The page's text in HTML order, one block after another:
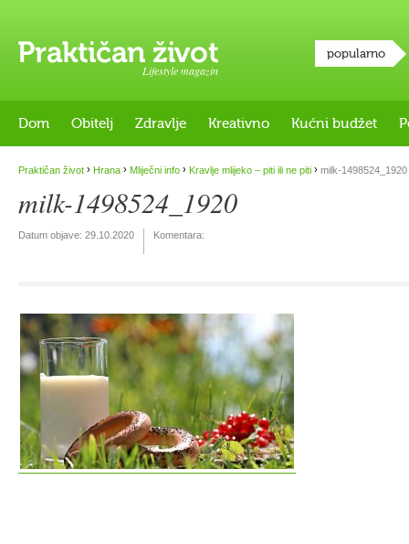
Lifestyle magazin
popularno
Dom Obitelj Zdravlje Kreativno Kućni budžet
Praktičan život › Hrana › Mliječni info › Kravlje mlijeko – piti ili ne piti › milk-1498524_1920
milk-1498524_1920
Datum objave: 29.10.2020 Komentara: